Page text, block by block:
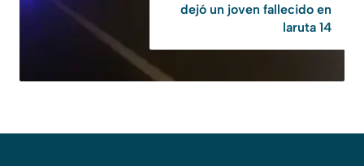
dejó un joven fallecido en
laruta 14